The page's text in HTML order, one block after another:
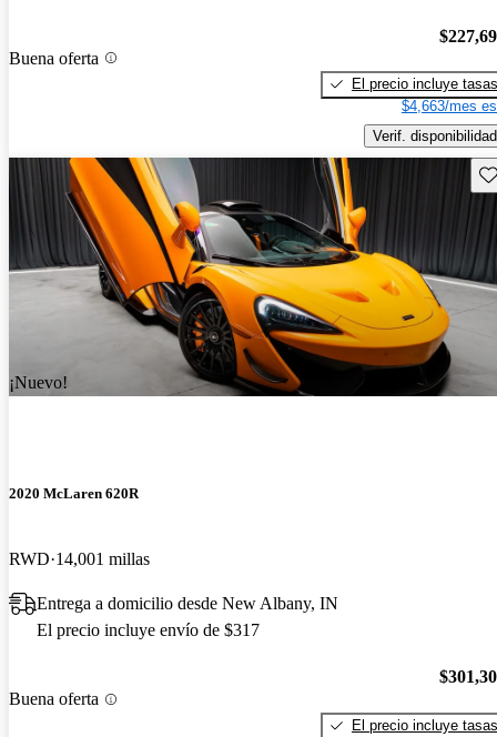
Buena oferta
El precio incluye tasas
$4,663/mes
Verif. disponibilidad
¡Nuevo!
2020 McLaren 620R
RWD 14,001 millas
Entrega a domicilio desde New Albany, IN
El precio incluye envío de $317
Buena oferta
El precio incluye tasas